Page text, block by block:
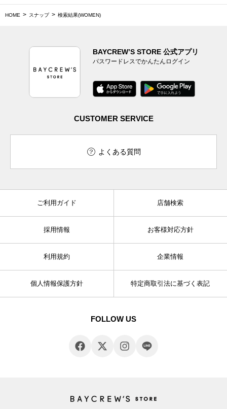
HOME スナップ 検索結果(WOMEN)
BAYCREW’S STORE 公式アプリ
パスワードレスでかんたんログイン
CUSTOMER SERVICE
よくある質問
ご利用ガイド 店舗検索
採用情報 お客様対応方針
利用規約 企業情報
個人情報保護方針 特定商取引法に基づく表記
FOLLOW US